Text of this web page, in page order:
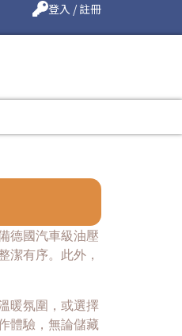
登入 / 註冊
德國汽車級油壓
潔有序。此外，
暖氛圍，或選擇
體驗，無論儲藏